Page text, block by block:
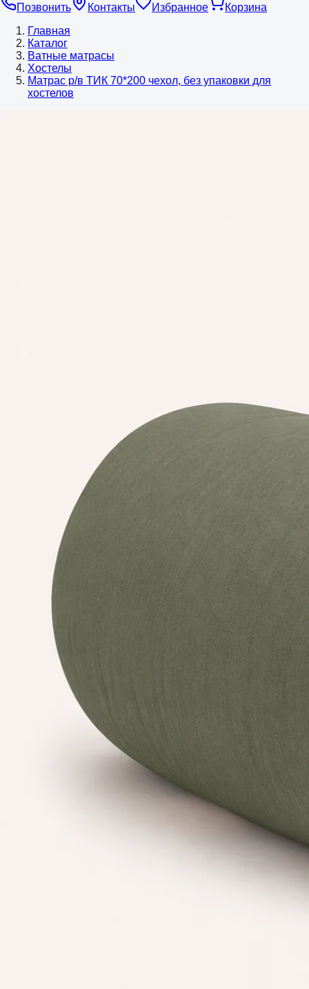
Позвонить
Контакты Избранное
Корзина
Главная
Каталог
Ватные матрасы
Хостелы
Матрас р/в ТИК 70*200 чехол, без упаковки для
хостелов